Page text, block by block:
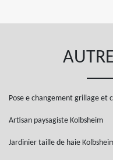
Pose e changement grillage et
Artisan paysagiste Kolbsheim
Jardinier taille de haie